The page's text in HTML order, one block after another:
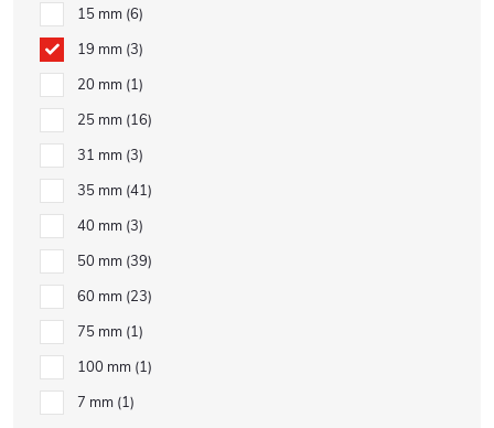
15 mm 6
19 mm 3
20 mm 1
25 mm 16
31 mm 3
35 mm 41
40 mm 3
50 mm 39
60 mm 23
75 mm 1
100 mm 1
7 mm 1